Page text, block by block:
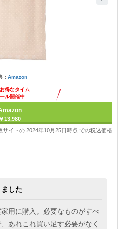
： Amazon
得なタイム
ル開催中
￥13,980
イトの 2024年10月25日時点 での税込価格
した
用に購入。必要なものがすべ
あれこれ買い足す必要がなく